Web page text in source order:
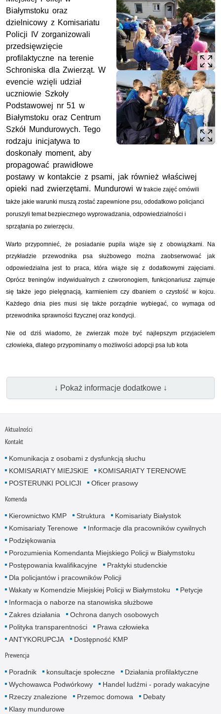
Białymstoku oraz
dzielnicowy z Komisariatu
Policji IV zorganizowali
przedsięwzięcie
profilaktyczne na terenie
Schroniska dla Zwierząt. W
evencie wzięli udział
uczniowie Szkoły
Podstawowej nr 51 w
Białymstoku oraz Centrum
Szkół Mundurowych. Tego
rodzaju inicjatywa to
doskonały moment, aby
propagować prawidłowe
postawy w kontakcie z psami, jak również właściwej
opieki nad zwierzętami. Mundurowi w trakcie zajęć omówili
także jakie warunki muszą zostać zapewnione psu, ododatkowo policjanci
poruszyli temat bezpiecznego wyprowadzania, odpowiedzialności i
sprzątania po zwierzęciu.
Warto przypomnieć, że posiadanie pupila wiąże się z obowiązkami. Na
przykładzie przewodnika psa służbowego można zaobserwować jak
odpowiedzialna jest to praca, która wiąże się z dodatkowymi zajęciami.
Oprócz treningów indywidualnych z czworonogiem, funkcjonariusz zajmuje
się także jego pielęgnacją, karmieniem czy dbaniem o czystość w kojcu.
Każdego dnia pies musi się także porządnie wybiegać, co wymaga od
przewodnika sprawności fizycznej oraz kondycji.
Nie od dziś wiadomo, że zwierzak może być najlepszym przyjacielem
człowieka, dlatego przypominamy o możliwości adopcji psa lub kota
↓ Pokaż informacje dodatkowe ↓
Aktualności
Kontakt
Komunikacja z osobami z dysfunkcją słuchu
KOMISARIATY MIEJSKIE
KOMISARIATY TERENOWE
POSTERUNKI POLICJI
Oficer prasowy
Komenda
Kierownictwo KMP Struktura
Komisariaty Białystok
Komisariaty Terenowe
Informacje dla pracowników cywilnych
Podziękowania
Porozumienia Komendanta Miejskiego Policji w Białymstoku
Postępowania kwalifikacyjne
Praktyki studenckie
Dla policjantów i pracowników Policji
Wakaty w Komendzie Miejskiej Policji w Białymstoku
Petycje
Informacja o naborze na stanowiska służbowe
Zakres działania
Ochrona danych osobowych
Polityka transparentności
Prawa człowieka
ANTYKORUPCJA
Dostępność KMP
Prewencja
Poradnik konsultacje społeczne
Działania profilaktyczne
Wychowawca Podwórkowy
Handel ludźmi - porady wakacyjne
Rzeczy znalezione
Przemoc domowa
Debaty
Klasy mundurowe